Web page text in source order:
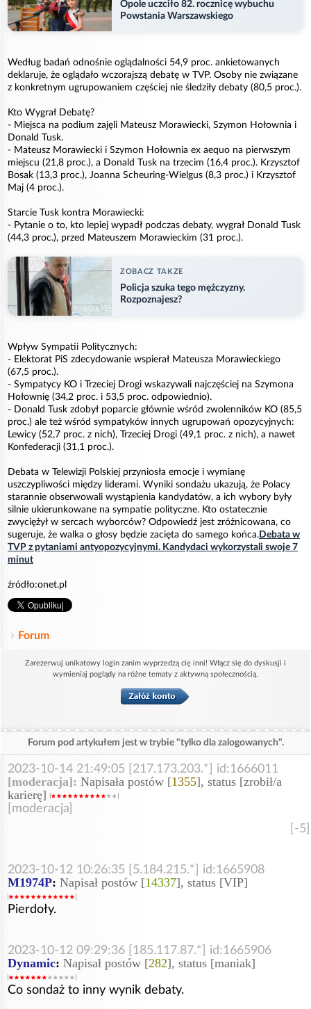
Opole uczciło 82. rocznicę wybuchu
Powstania Warszawskiego
Według badań odnośnie oglądalności 54,9 proc. ankietowanych
deklaruje, że oglądało wczorajszą debatę w TVP. Osoby nie związane
z konkretnym ugrupowaniem częściej nie śledziły debaty (80,5 proc.).
Kto Wygrał Debatę?
- Miejsca na podium zajęli Mateusz Morawiecki, Szymon Hołownia i
Donald Tusk.
- Mateusz Morawiecki i Szymon Hołownia ex aequo na pierwszym
miejscu (21,8 proc.), a Donald Tusk na trzecim (16,4 proc.). Krzysztof
Bosak (13,3 proc.), Joanna Scheuring-Wielgus (8,3 proc.) i Krzysztof
Maj (4 proc.).
Starcie Tusk kontra Morawiecki:
- Pytanie o to, kto lepiej wypadł podczas debaty, wygrał Donald Tusk
(44,3 proc.), przed Mateuszem Morawieckim (31 proc.).
ZOBACZ TAKZE
Policja szuka tego mężczyzny.
Rozpoznajesz?
Wpływ Sympatii Politycznych:
- Elektorat PiS zdecydowanie wspierał Mateusza Morawieckiego
(67,5 proc.).
- Sympatycy KO i Trzeciej Drogi wskazywali najczęściej na Szymona
Hołownię (34,2 proc. i 53,5 proc. odpowiednio).
- Donald Tusk zdobył poparcie głównie wśród zwolenników KO (85,5
proc.) ale też wśród sympatyków innych ugrupowań opozycyjnych:
Lewicy (52,7 proc. z nich), Trzeciej Drogi (49,1 proc. z nich), a nawet
Konfederacji (31,1 proc.).
Debata w Telewizji Polskiej przyniosła emocje i wymianę
uszczypliwości między liderami. Wyniki sondażu ukazują, że Polacy
starannie obserwowali wystąpienia kandydatów, a ich wybory były
silnie ukierunkowane na sympatie polityczne. Kto ostatecznie
zwyciężył w sercach wyborców? Odpowiedź jest zróżnicowana, co
sugeruje, że walka o głosy będzie zacięta do samego końca. Debata w
TVP z pytaniami antyopozycyjnymi. Kandydaci wykorzystali swoje 7
minut
źródło:onet.pl
Forum
Zarezerwuj unikatowy login zanim wyprzedzą cię inni! Włącz się do dyskusji i
wymieniaj poglądy na różne tematy z aktywną społecznością.
Forum pod artykułem jest w trybie "tylko dla zalogowanych".
2023-10-14 21:49:05 [217.173.203.*] id:1666011
[moderacja]: Napisała postów [1355], status [zrobił/a
karierę]
[moderacja]
[-5]
2023-10-12 10:26:35 [5.184.215.*] id:1665908
M1974P: Napisał postów [14337], status [VIP]
Pierdoły.
2023-10-12 09:29:36 [185.117.87.*] id:1665906
Dynamic: Napisał postów [282], status [maniak]
Co sondaż to inny wynik debaty.